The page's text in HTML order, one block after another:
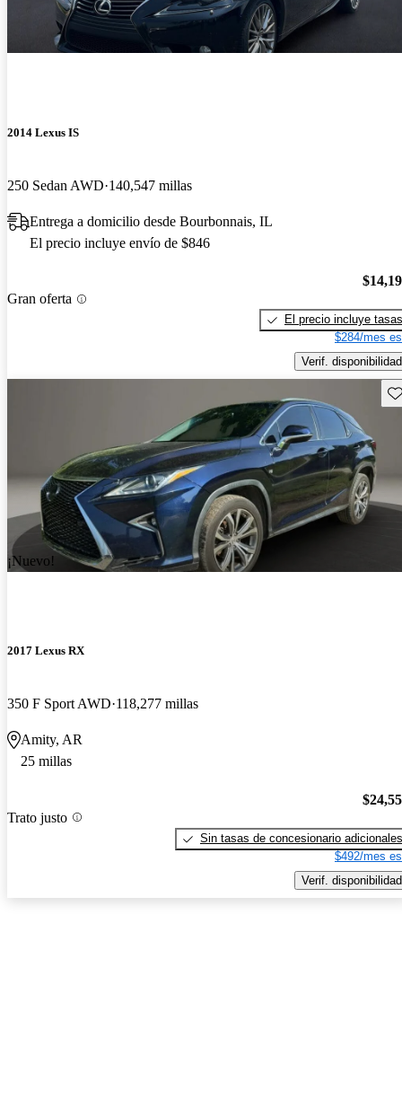
2014 Lexus IS
250 Sedan AWD 140,547 millas
Entrega a domicilio desde Bourbonnais, IL
El precio incluye envío de $846
Gran oferta
El precio incluye tasas
$284/mes
Verif. disponibilidad
¡Nuevo!
2017 Lexus RX
350 F Sport AWD 118,277 millas
Amity, AR
25 millas
Trato justo
Sin tasas de concesionario adicionales
$492/mes
Verif. disponibilidad